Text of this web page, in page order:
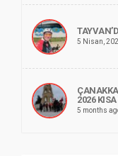
5 Nisan,
2026
5 months